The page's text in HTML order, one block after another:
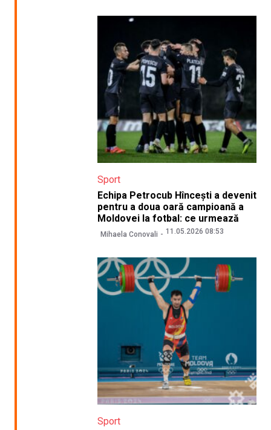
Sport
Echipa Petrocub Hîncești a devenit
pentru a doua oară campioană a
Moldovei la fotbal: ce urmează
Mihaela Conovali 11.05.2026 08:53
Sport